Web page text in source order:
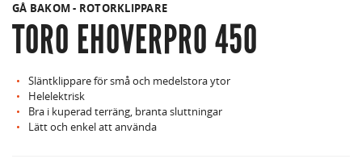
GÅ BAKOM - ROTORKLIPPARE
TORO EHOVERPRO 450
Släntklippare för små och medelstora ytor
Helelektrisk
Bra i kuperad terräng, branta sluttningar
Lätt och enkel att använda